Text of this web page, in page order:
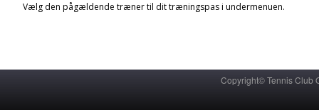
Vælg den pågældende træner til dit træningspas i undermenuen.
Copyright© Tennis Club